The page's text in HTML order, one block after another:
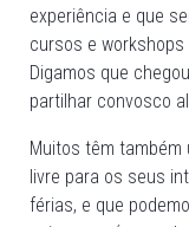
experiência e que
cursos e workshops
Digamos que
partilhar convosco
Muitos têm também
livre para os seus
férias, e que